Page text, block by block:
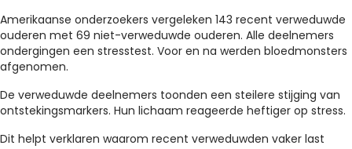
Amerikaanse onderzoekers vergeleken 143 recent verweduwde
ouderen met 69 niet-verweduwde ouderen. Alle deelnemers
ondergingen een stresstest. Voor en na werden bloedmonsters
afgenomen.
De verweduwde deelnemers toonden een steilere stijging van
ontstekingsmarkers. Hun lichaam reageerde heftiger op stress.
Dit helpt verklaren waarom recent verweduwden vaker last